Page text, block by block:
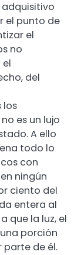
adquisitivo
el punto de
el
no
del
los
es un lujo
A ello
todo lo
con
ningún
ciento del
entera al
que la luz, el
porción
parte de él.